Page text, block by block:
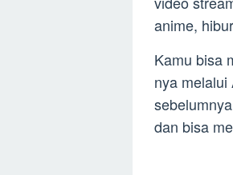
anime,
Kamu bisa
nya
dan bisa